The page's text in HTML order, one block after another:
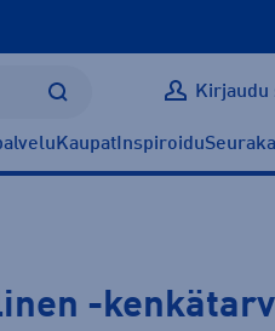
Kirjaudu
Kaupat Inspiroidu
-